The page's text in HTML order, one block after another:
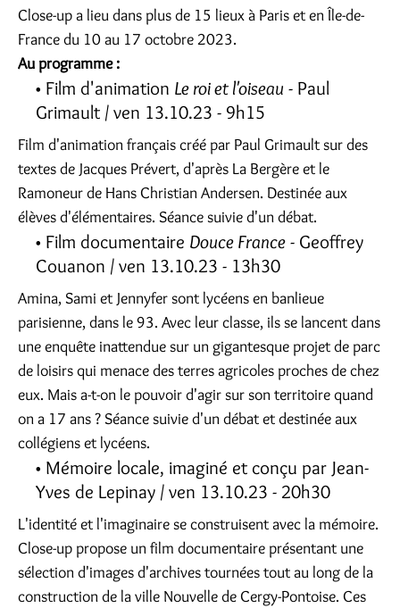
Close-up a lieu dans plus de 15 lieux à Paris et en Île-de-
France du 10 au 17 octobre 2023.
Au programme :
Film d'animation Le roi et l'oiseau - Paul
Grimault / ven 13.10.23 - 9h15
Film d'animation français créé par Paul Grimault sur des
textes de Jacques Prévert, d'après La Bergère et le
Ramoneur de Hans Christian Andersen. Destinée aux
élèves d'élémentaires. Séance suivie d'un débat.
Film documentaire Douce France - Geoffrey
Couanon / ven 13.10.23 - 13h30
Amina, Sami et Jennyfer sont lycéens en banlieue
parisienne, dans le 93. Avec leur classe, ils se lancent dans
une enquête inattendue sur un gigantesque projet de parc
de loisirs qui menace des terres agricoles proches de chez
eux. Mais a-t-on le pouvoir d'agir sur son territoire quand
on a 17 ans ? Séance suivie d'un débat et destinée aux
collégiens et lycéens.
Mémoire locale, imaginé et conçu par Jean-
Yves de Lepinay / ven 13.10.23 - 20h30
L'identité et l'imaginaire se construisent avec la mémoire.
Close-up propose un film documentaire présentant une
sélection d'images d'archives tournées tout au long de la
construction de la ville Nouvelle de Cergy-Pontoise. Ces